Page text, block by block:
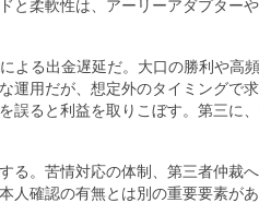
と柔軟性は、アーリーアダプター
による出金遅延だ。大口の勝利や高
運用だが、想定外のタイミングで
誤ると利益を取りこぼす。第三に
る。苦情対応の体制、第三者仲裁
人確認の有無とは別の重要要素が